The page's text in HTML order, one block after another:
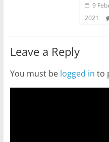
9
2021
Leave a Reply
You must be logged in to